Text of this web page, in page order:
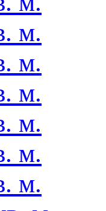
м.
м.
м.
м.
м.
м.